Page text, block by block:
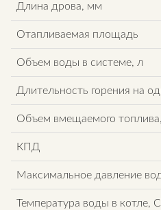
Длина дрова, мм
Отапливаемая площадь
Объем воды в системе, л
Длительность горения на
Объем вмещаемого
КПД
Максимальное давление
Температура воды в котле, C